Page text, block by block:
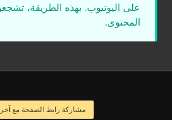
على اليوتيوب. بهذه الطريقة،
المحتوى.
مشاركة رابط الصفحة مع